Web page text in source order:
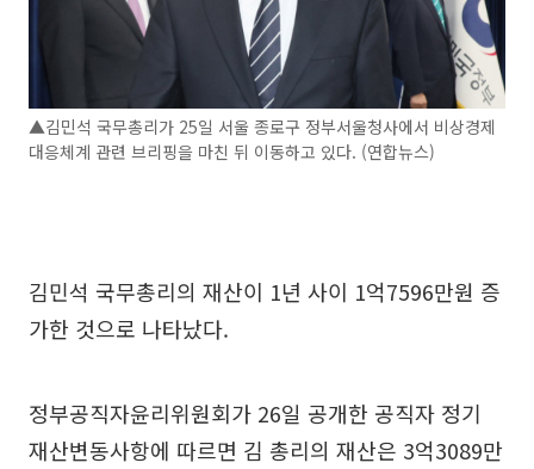
▲김민석 국무총리가 25일 서울 종로구 정부서울청사에서 비상경제
대응체계 관련 브리핑을 마친 뒤 이동하고 있다. (연합뉴스)
김민석 국무총리의 재산이 1년 사이 1억7596만원 증
가한 것으로 나타났다.
정부공직자윤리위원회가 26일 공개한 공직자 정기
재산변동사항에 따르면 김 총리의 재산은 3억3089만